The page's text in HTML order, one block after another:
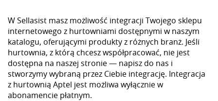
W Sellasist masz możliwość integracji Twojego sklepu
internetowego z hurtowniami dostępnymi w naszym
katalogu, oferującymi produkty z różnych branż. Jeśli
hurtownia, z którą chcesz współpracować, nie jest
dostępna na naszej stronie — napisz do nas i
stworzymy wybraną przez Ciebie integrację. Integracja
z hurtownią Aptel jest możliwa wyłącznie w
abonamencie płatnym.